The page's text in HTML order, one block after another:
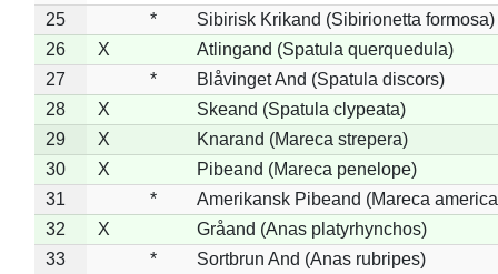
25
*
Sibirisk Krikand (Sibirionetta formosa)
26
X
Atlingand (Spatula querquedula)
27
*
Blåvinget And (Spatula discors)
28
X
Skeand (Spatula clypeata)
29
X
Knarand (Mareca strepera)
30
X
Pibeand (Mareca penelope)
31
*
Amerikansk Pibeand (Mareca
32
X
Gråand (Anas platyrhynchos)
33
*
Sortbrun And (Anas rubripes)